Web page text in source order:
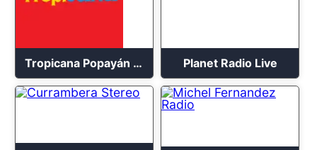
Tropicana Popayán en vivo 106.1 FM Planet Radio Live